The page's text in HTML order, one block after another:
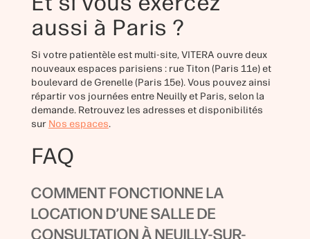
aussi à Paris ?
Si votre patientèle est multi-site, VITERA ouvre deux
nouveaux espaces parisiens : rue Titon (Paris 11e) et
boulevard de Grenelle (Paris 15e). Vous pouvez ainsi
répartir vos journées entre Neuilly et Paris, selon la
demande. Retrouvez les adresses et disponibilités
sur Nos espaces.
FAQ
COMMENT FONCTIONNE LA
LOCATION D’UNE SALLE DE
CONSULTATION À NEUILLY-SUR-